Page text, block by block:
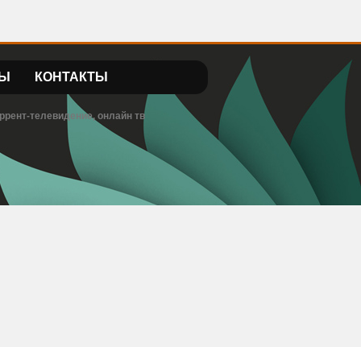
КОНТАКТЫ
телевидение, онлайн тв